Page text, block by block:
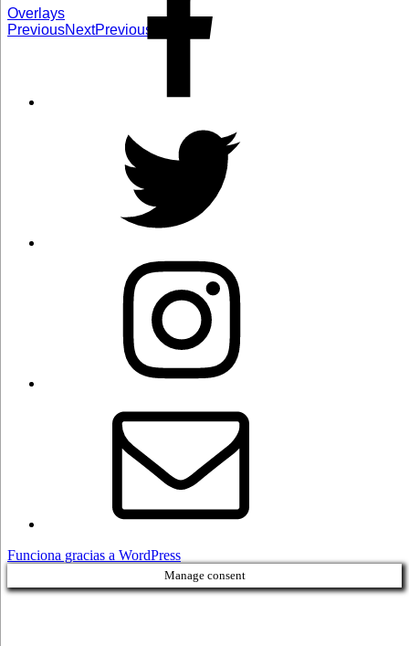
Overlays
PreviousNextPrevious
Funciona gracias a WordPress
Manage consent